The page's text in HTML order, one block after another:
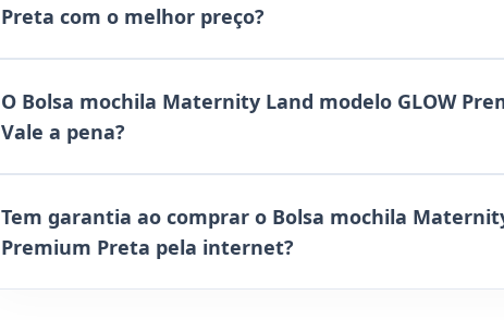
Preta com o melhor preço?
O Bolsa mochila Maternity Land modelo GLOW
Vale a pena?
Tem garantia ao comprar o Bolsa mochila
Premium Preta pela internet?